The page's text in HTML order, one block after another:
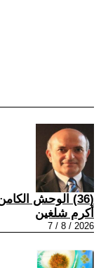
(36) الوحش الكامن
أكرم شلغين
2026 / 8 / 7